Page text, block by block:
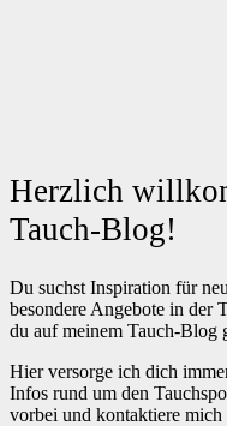
Herzlich
Tauch-Blog!
Du suchst Inspiration für
besondere Angebote in der
du auf meinem Tauch-Blog
Hier versorge ich dich
Infos rund um den
vorbei und kontaktiere